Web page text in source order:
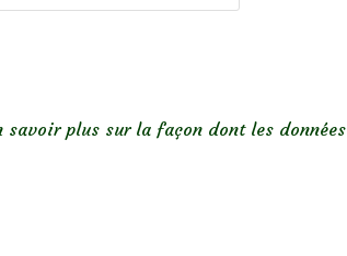
savoir plus sur la façon dont les données